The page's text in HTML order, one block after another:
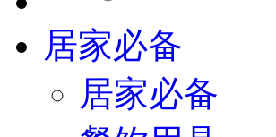
居家必备
居家必备
餐饮用具